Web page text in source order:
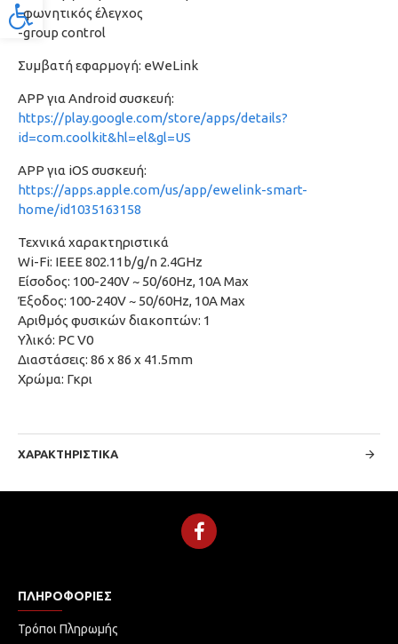
Προσβασιμότητα
-φωνητικός έλεγχος
-group control
Συμβατή εφαρμογή: eWeLink
APP για Android συσκευή:
https://play.google.com/store/apps/details?
id=com.coolkit&hl=el&gl=US
APP για iOS συσκευή:
https://apps.apple.com/us/app/ewelink-smart-
home/id1035163158
Τεχνικά χαρακτηριστικά
Wi-Fi: IEEE 802.11b/g/n 2.4GHz
Είσοδος: 100-240V ~ 50/60Hz, 10A Max
Έξοδος: 100-240V ~ 50/60Hz, 10A Max
Αριθμός φυσικών διακοπτών: 1
Υλικό: PC V0
Διαστάσεις: 86 x 86 x 41.5mm
Χρώμα: Γκρι
ΧΑΡΑΚΤΗΡΙΣΤΙΚΆ
ΠΛΗΡΟΦΟΡΊΕΣ
Τρόποι Πληρωμής